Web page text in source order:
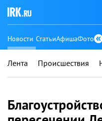
Новости СтатьиАфишаФото
Лента Происшествия